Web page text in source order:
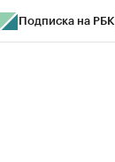
Подписка на РБК